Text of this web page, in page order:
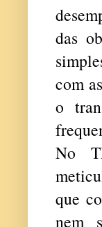
das
com
o
No
que
nem